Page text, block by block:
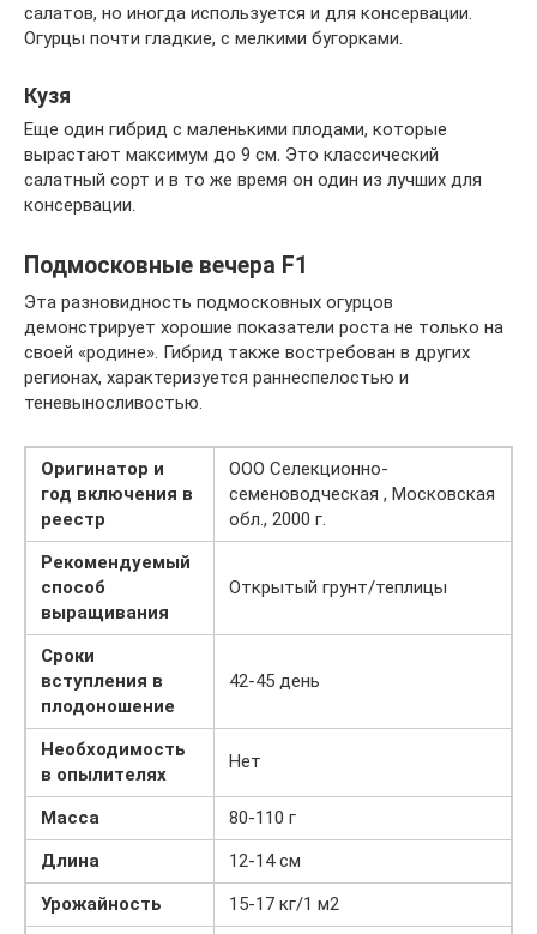
салатов, но иногда используется и для консервации.
Огурцы почти гладкие, с мелкими бугорками.
Кузя
Еще один гибрид с маленькими плодами, которые
вырастают максимум до 9 см. Это классический
салатный сорт и в то же время он один из лучших для
консервации.
Подмосковные вечера F1
Эта разновидность подмосковных огурцов
демонстрирует хорошие показатели роста не только на
своей «родине». Гибрид также востребован в других
регионах, характеризуется раннеспелостью и
теневыносливостью.
Оригинатор и
год включения в
реестр
ООО Селекционно-
семеноводческая , Московская
обл., 2000 г.
Рекомендуемый
способ
выращивания
Открытый грунт/теплицы
Сроки
вступления в
плодоношение
42-45 день
Необходимость
в опылителях
Нет
Масса
80-110 г
Длина
12-14 см
Урожайность
15-17 кг/1 м2